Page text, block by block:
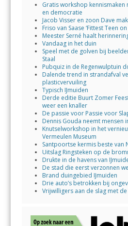
Gratis workshop
en democratie
Jacob Visser en zoon Dave
Friso van Saase ‘Fittest Teen on
Meester Serné haalt
Vandaag in het duin
Speel met de golven bij
Staal
Pubquiz in de Regenwulptuin
Dalende trend in strandafval
plasticvervuiling
Typisch IJmuiden
Derde editie Buurt Zomer
weer een knaller
De passie voor Passie voor
Dennis Gouda neemt mensen
Knutselworkshop in het
Vermeulen Museum
Santpoortse kermis beste van
Uitslag Ringsteken op de
Drukte in de havens van
De stad die eerst verzonnen
Brand duingebied IJmuiden
Drie auto’s betrokken bij
Vrijwilligers aan de slag met